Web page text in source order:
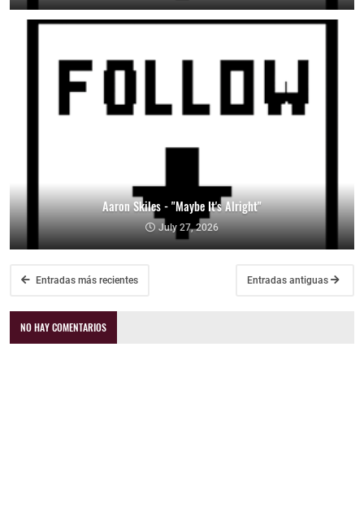
Aaron Skiles - "Maybe It's Alright"
July 27, 2026
Entradas más recientes Entradas antiguas
NO HAY COMENTARIOS